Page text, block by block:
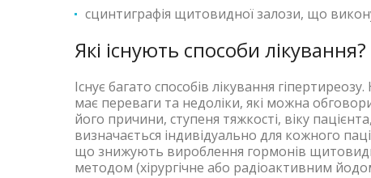
сцинтиграфія щитовидної залози, що
Які існують способи лікування?
Існує багато способів лікування
має переваги та недоліки, які можна
його причини, ступеня тяжкості, віку
визначається індивідуально для кожного
що знижують вироблення гормонів
методом (хірургічне або радіоактивним